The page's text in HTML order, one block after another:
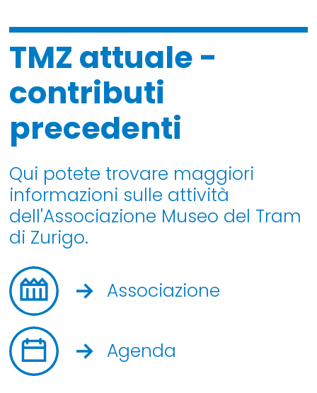
TMZ attuale -
contributi
precedenti
Qui potete trovare maggiori
informazioni sulle attività
dell'Associazione Museo del Tram
di Zurigo.
Associazione
Agenda